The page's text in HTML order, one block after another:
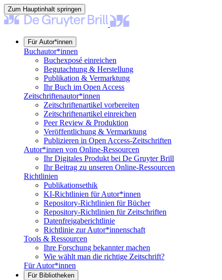
Zum Hauptinhalt springen
Für Autor*innen
Buchautor*innen
Buchexposé einreichen
Begutachtung & Herstellung
Publikation & Vermarktung
Ihr Buch im Open Access
Zeitschriftenautor*innen
Zeitschriftenartikel vorbereiten
Zeitschriftenartikel einreichen
Peer Review & Produktion
Veröffentlichung & Vermarktung
Publizieren in Open Access-Zeitschriften
Autor*innen von Online-Ressourcen
Ihr Digitales Produkt bei De Gruyter Brill
Ihr Beitrag zu unseren Online-Ressourcen
Richtlinien
Publikationsethik
KI-Richtlinien für Autor*innen
Repository-Richtlinien für Bücher
Repository-Richtlinien für Zeitschriften
Datenfreigaberichtlinie
Richtlinie zur Autor*innenschaft
Tools & Ressourcen
Ihre Forschung bekannter machen
Wie wählt man die richtige Zeitschrift?
Für Autor*innen
Für Bibliotheken